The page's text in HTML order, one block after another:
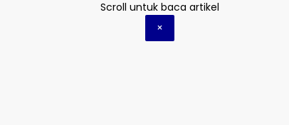
Scroll untuk baca artikel
×